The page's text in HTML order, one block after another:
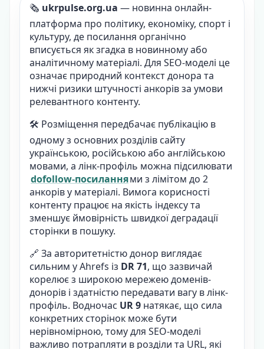
🗞️ ukrpulse.org.ua — новинна онлайн-
платформа про політику, економіку, спорт і
культуру, де посилання органічно
вписується як згадка в новинному або
аналітичному матеріалі. Для SEO-моделі це
означає природний контекст донора та
нижчі ризики штучності анкорів за умови
релевантного контенту.
🛠️ Розміщення передбачає публікацію в
одному з основних розділів сайту
українською, російською або англійською
мовами, а лінк-профіль можна підсилювати
dofollow-посиланнями з лімітом до 2
анкорів у матеріалі. Вимога корисності
контенту працює на якість індексу та
зменшує ймовірність швидкої деградації
сторінки в пошуку.
🔗 За авторитетністю донор виглядає
сильним у Ahrefs із DR 71, що зазвичай
корелює з широкою мережею доменів-
донорів і здатністю передавати вагу в лінк-
профіль. Водночас UR 9 натякає, що сила
конкретних сторінок може бути
нерівномірною, тому для SEO-моделі
важливо потрапляти в розділи та URL, які